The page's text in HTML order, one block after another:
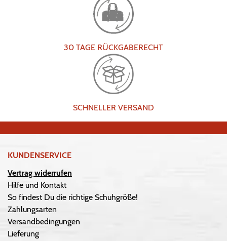
30 TAGE RÜCKGABERECHT
SCHNELLER VERSAND
KUNDENSERVICE
Vertrag widerrufen
Hilfe und Kontakt
So findest Du die richtige Schuhgröße!
Zahlungsarten
Versandbedingungen
Lieferung